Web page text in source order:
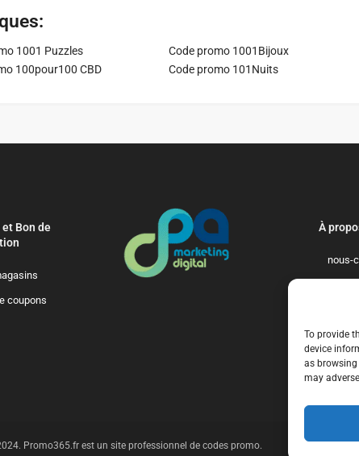
To provide
device
as
may
1001 Puzzles
Code promo 1001Bijoux
100pour100 CBD Code promo 101Nuits
Bon de
coupons
À
nous-
Promo365.fr est un site professionnel de codes promo.